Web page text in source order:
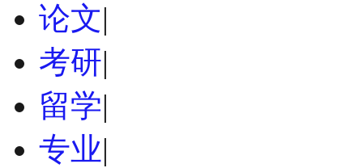
论文|
考研|
留学|
专业|